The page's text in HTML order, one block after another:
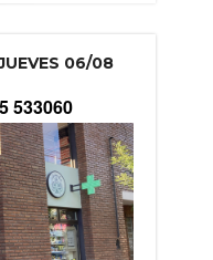
06/08
533060